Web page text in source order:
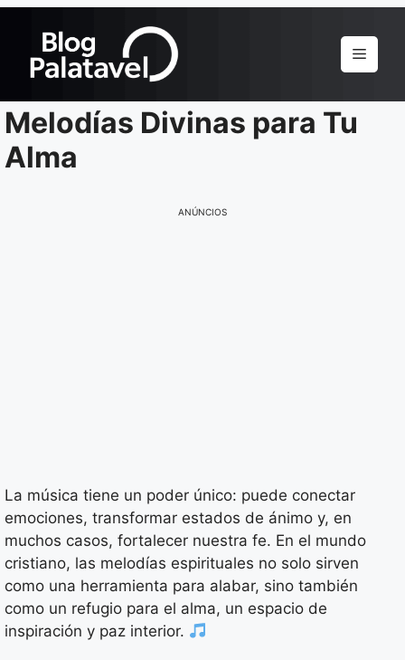
Menu
Melodías Divinas para Tu
Alma
ANÚNCIOS
La música tiene un poder único: puede conectar
emociones, transformar estados de ánimo y, en
muchos casos, fortalecer nuestra fe. En el mundo
cristiano, las melodías espirituales no solo sirven
como una herramienta para alabar, sino también
como un refugio para el alma, un espacio de
inspiración y paz interior.